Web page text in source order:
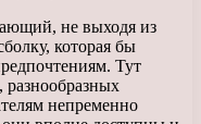
не выходя из
которая бы
Тут
разнообразных
непременно